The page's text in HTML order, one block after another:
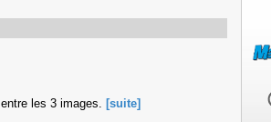
les 3 images. [suite]